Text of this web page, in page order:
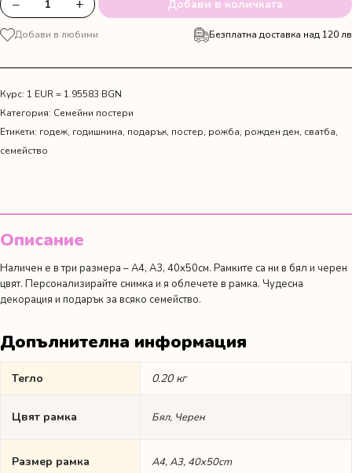
количество
за
Семеен
три
дати
− + Добави в количката
Добави в любими Безплатна доставка над 120 лв
Курс: 1 EUR = 1.95583 BGN
Категория: Семейни постери
Етикети: годеж, годишнина, подарък, постер, рожба, рожден ден, сватба,
семейство
Описание
Наличен е в три размера – А4, А3, 40х50см. Рамките са ни в бял и черен
цвят. Персонализирайте снимка и я облечете в рамка. Чудесна
декорация и подарък за всяко семейство.
Допълнителна информация
Тегло 0.20 кг
Цвят рамка Бял, Черен
Размер рамка А4, А3, 40x50cm